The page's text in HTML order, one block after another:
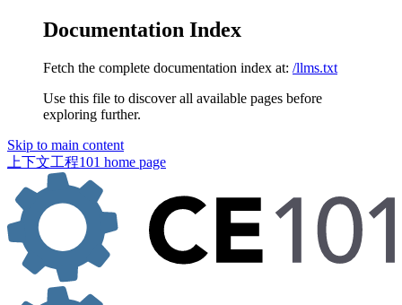
Documentation Index
Fetch the complete documentation index at: /llms.txt
Use this file to discover all available pages before
exploring further.
Skip to main content
上下文工程101 home page